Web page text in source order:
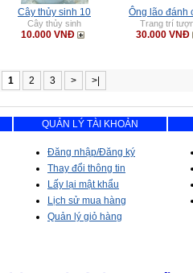
Cây thủy sinh 10
Cây thủy sinh
10.000 VNĐ
Ông lão đánh
Trang trí
30.000 VNĐ
1 2 3 > >|
QUẢN LÝ TÀI KHOẢN
Đăng nhập/Đăng ký
Thay đổi thông tin
Lấy lại mật khẩu
Lịch sử mua hàng
Quản lý giỏ hàng